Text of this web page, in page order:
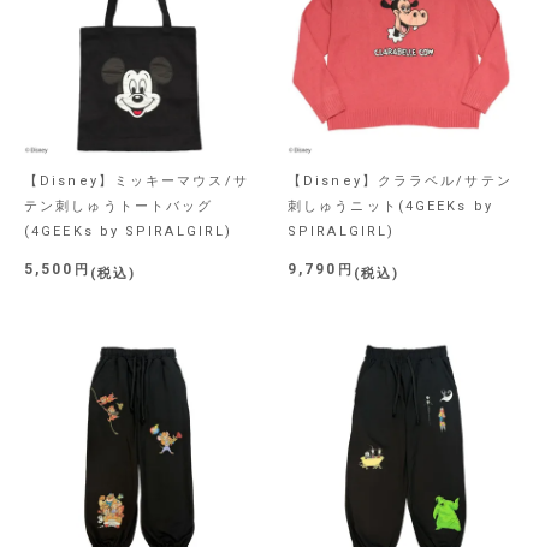
【Disney】ミッキーマウス/サ
テン刺しゅうトートバッグ
(4GEEKs by SPIRALGIRL)
5,500 税込
【Disney】クララベル/サテン
刺しゅうニット(4GEEKs by
SPIRALGIRL)
9,790 税込